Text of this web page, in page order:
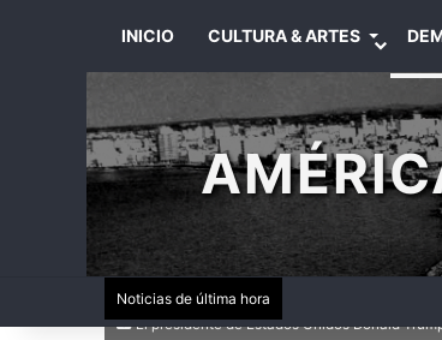
INICIO CULTURA & ARTES
Noticias de última hora
El presidente de Estados Unidos Donald